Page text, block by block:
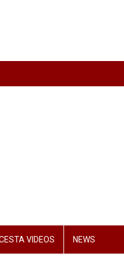
VIDEOS NEWS